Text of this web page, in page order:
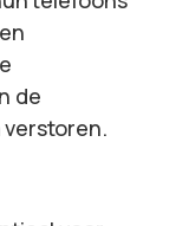
de
verstoren.